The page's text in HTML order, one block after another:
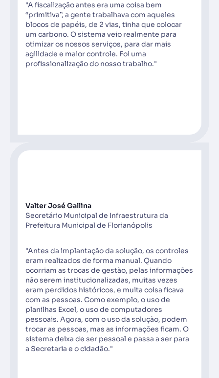
"A fiscalização antes era uma coisa bem
“primitiva”, a gente trabalhava com aqueles
blocos de papéis, de 2 vias, tinha que colocar
um carbono. O sistema veio realmente para
otimizar os nossos serviços, para dar mais
agilidade e maior controle. Foi uma
profissionalização do nosso trabalho."
Valter José Gallina
Secretário Municipal de Infraestrutura da
Prefeitura Municipal de Florianópolis
"Antes da implantação da solução, os controles
eram realizados de forma manual. Quando
ocorriam as trocas de gestão, pelas informações
não serem institucionalizadas, muitas vezes
eram perdidos históricos, e muita coisa ficava
com as pessoas. Como exemplo, o uso de
planilhas Excel, o uso de computadores
pessoais. Agora, com o uso da solução, podem
trocar as pessoas, mas as informações ficam. O
sistema deixa de ser pessoal e passa a ser para
a Secretaria e o cidadão."